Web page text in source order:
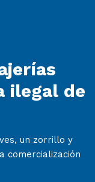
ilegal de
un zorrillo y
comercialización